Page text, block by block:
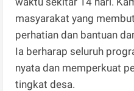
masyarakat yang
perhatian dan bantuan
Ia berharap seluruh
nyata dan memperkuat
tingkat desa.